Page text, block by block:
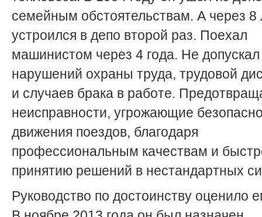
семейным обстоятельствам. А через 8
устроился в депо второй раз. Поехал
машинистом через 4 года. Не
нарушений охраны труда, трудовой
и случаев брака в работе.
неисправности, угрожающие
движения поездов, благодаря
профессиональным качествам и
принятию решений в нестандартных
Руководство по достоинству оценило